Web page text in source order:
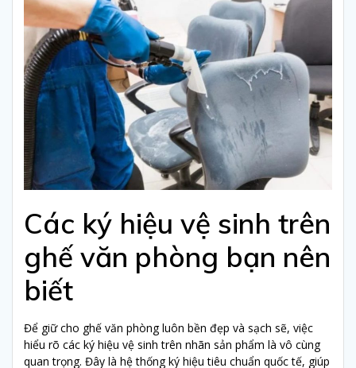
Các ký hiệu vệ sinh trên
ghế văn phòng bạn nên
biết
Để giữ cho ghế văn phòng luôn bền đẹp và sạch sẽ, việc
hiểu rõ các ký hiệu vệ sinh trên nhãn sản phẩm là vô cùng
quan trọng. Đây là hệ thống ký hiệu tiêu chuẩn quốc tế, giúp